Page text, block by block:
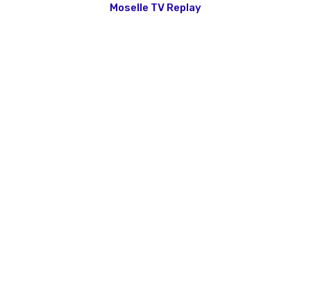
Moselle TV Replay